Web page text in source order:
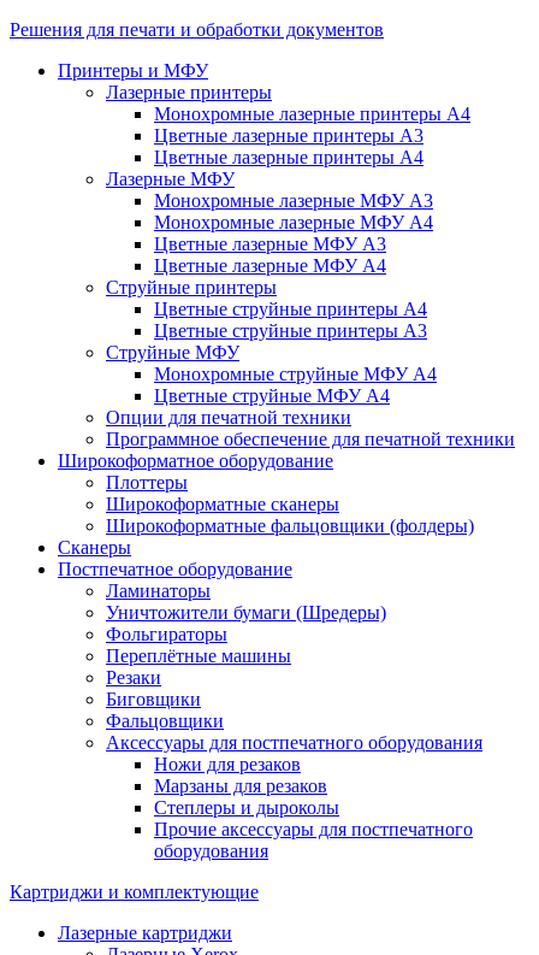
Решения для печати и обработки документов
Принтеры и МФУ
Лазерные принтеры
Монохромные лазерные принтеры А4
Цветные лазерные принтеры А3
Цветные лазерные принтеры А4
Лазерные МФУ
Монохромные лазерные МФУ А3
Монохромные лазерные МФУ А4
Цветные лазерные МФУ А3
Цветные лазерные МФУ А4
Струйные принтеры
Цветные струйные принтеры А4
Цветные струйные принтеры А3
Струйные МФУ
Монохромные струйные МФУ А4
Цветные струйные МФУ А4
Опции для печатной техники
Программное обеспечение для печатной техники
Широкоформатное оборудование
Плоттеры
Широкоформатные сканеры
Широкоформатные фальцовщики (фолдеры)
Сканеры
Постпечатное оборудование
Ламинаторы
Уничтожители бумаги (Шредеры)
Фольгираторы
Переплётные машины
Резаки
Биговщики
Фальцовщики
Аксессуары для постпечатного оборудования
Ножи для резаков
Марзаны для резаков
Степлеры и дыроколы
Прочие аксессуары для постпечатного
оборудования
Картриджи и комплектующие
Лазерные картриджи